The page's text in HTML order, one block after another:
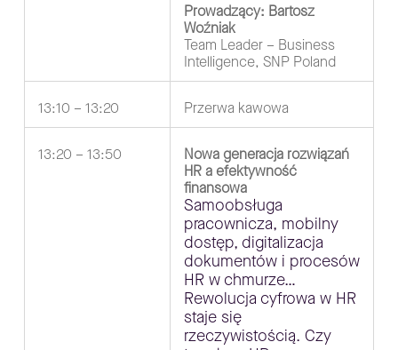
Prowadzący: Bartosz
Woźniak
Team Leader – Business
Intelligence, SNP Poland
13:10 – 13:20 Przerwa kawowa
13:20 – 13:50
Nowa generacja rozwiązań
HR a efektywność
finansowa
Samoobsługa
pracownicza, mobilny
dostęp, digitalizacja
dokumentów i procesów
HR w chmurze…
Rewolucja cyfrowa w HR
staje się
rzeczywistością. Czy